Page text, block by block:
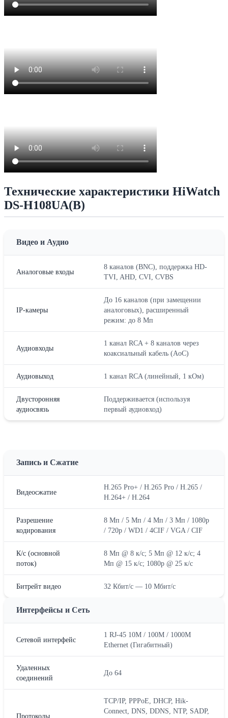
Технические характеристики HiWatch
DS-H108UA(B)
Видео и Аудио
Аналоговые входы
8 каналов (BNC), поддержка HD-
TVI, AHD, CVI, CVBS
IP-камеры
До 16 каналов (при замещении
аналоговых), расширенный
режим: до 8 Мп
Аудиовходы
1 канал RCA + 8 каналов через
коаксиальный кабель (AoC)
Аудиовыход 1 канал RCA (линейный, 1 кОм)
Двусторонняя
аудиосвязь
Поддерживается (используя
первый аудиовход)
Запись и Сжатие
Видеосжатие
H.265 Pro+ / H.265 Pro / H.265 /
H.264+ / H.264
Разрешение
кодирования
8 Мп / 5 Мп / 4 Мп / 3 Мп / 1080p
/ 720p / WD1 / 4CIF / VGA / CIF
К/с (основной
поток)
8 Мп @ 8 к/с; 5 Мп @ 12 к/с; 4
Мп @ 15 к/с; 1080p @ 25 к/с
Битрейт видео 32 Кбит/с — 10 Мбит/с
Интерфейсы и Сеть
Сетевой интерфейс
1 RJ-45 10M / 100M / 1000M
Ethernet (Гигабитный)
Удаленных
соединений
До 64
Протоколы
TCP/IP, PPPoE, DHCP, Hik-
Connect, DNS, DDNS, NTP, SADP,